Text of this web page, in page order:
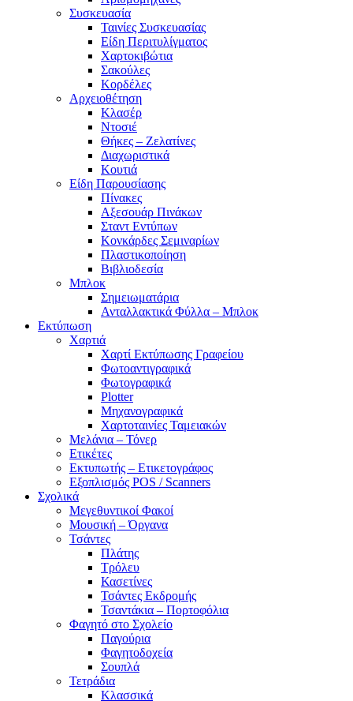
Συσκευασία
Ταινίες Συσκευασίας
Είδη Περιτυλίγματος
Χαρτοκιβώτια
Σακούλες
Κορδέλες
Αρχειοθέτηση
Κλασέρ
Ντοσιέ
Θήκες – Ζελατίνες
Διαχωριστικά
Κουτιά
Είδη Παρουσίασης
Πίνακες
Αξεσουάρ Πινάκων
Σταντ Εντύπων
Κονκάρδες Σεμιναρίων
Πλαστικοποίηση
Βιβλιοδεσία
Μπλοκ
Σημειωματάρια
Ανταλλακτικά Φύλλα – Μπλοκ
Εκτύπωση
Χαρτιά
Χαρτί Εκτύπωσης Γραφείου
Φωτοαντιγραφικά
Φωτογραφικά
Plotter
Μηχανογραφικά
Χαρτοταινίες Ταμειακών
Μελάνια – Τόνερ
Ετικέτες
Εκτυπωτής – Ετικετογράφος
Εξοπλισμός POS / Scanners
Σχολικά
Μεγεθυντικοί Φακοί
Μουσική – Όργανα
Τσάντες
Πλάτης
Τρόλευ
Κασετίνες
Τσάντες Εκδρομής
Τσαντάκια – Πορτοφόλια
Φαγητό στο Σχολείο
Παγούρια
Φαγητοδοχεία
Σουπλά
Τετράδια
Κλασσικά